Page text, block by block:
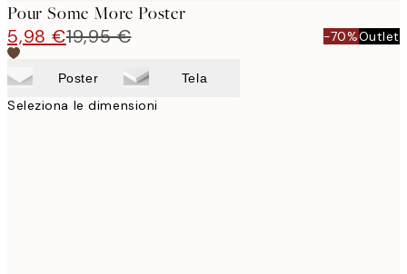
Pour Some More Poster
5,98 €19,95 € -70%Outlet
Poster Tela
Seleziona le dimensioni